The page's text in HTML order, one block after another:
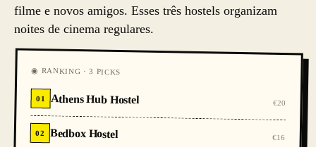
filme e novos amigos. Esses três hostels organizam
noites de cinema regulares.
◉ RANKING · 3 PICKS
01 Athens Hub Hostel €20
02 Bedbox Hostel €16